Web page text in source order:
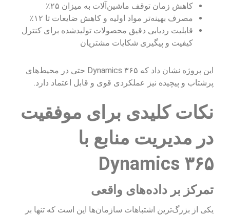
کاهش زمان توقف ماشین‌آلات به میزان ۲۵٪
مصرف بهینه‌تر مواد اولیه و کاهش ضایعات تا ۱۲٪
قابلیت ردیابی دقیق محصولات تولیدشده برای کنترل
کیفیت و پیگیری شکایات مشتریان
این پروژه نشان داد که Dynamics ۳۶۵ حتی در محیط‌های
پرشتاب و پیچیده نیز عملکردی قوی و قابل اعتماد دارد.
نکات کلیدی برای موفقیت
در مدیریت منابع با
Dynamics ۳۶۵
تمرکز بر داده‌های واقعی
یکی از بزرگ‌ترین اشتباهات سازمان‌ها این است که تنها بر